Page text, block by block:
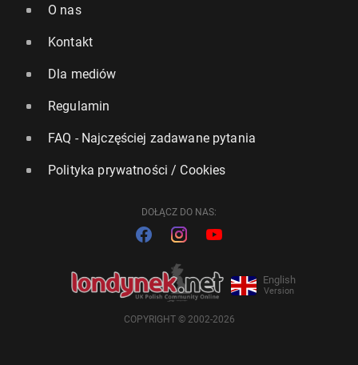
O nas
Kontakt
Dla mediów
Regulamin
FAQ - Najczęściej zadawane pytania
Polityka prywatności / Cookies
DOŁĄCZ DO NAS:
English
Version
COPYRIGHT © 2002-2026